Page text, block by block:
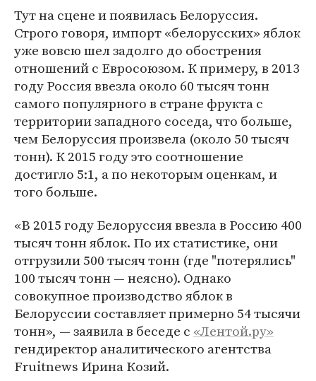
Тут на сцене и появилась Белоруссия.
Строго говоря, импорт «белорусских» яблок
уже вовсю шел задолго до обострения
отношений с Евросоюзом. К примеру, в 2013
году Россия ввезла около 60 тысяч тонн
самого популярного в стране фрукта с
территории западного соседа, что больше,
чем Белоруссия произвела (около 50 тысяч
тонн). К 2015 году это соотношение
достигло 5:1, а по некоторым оценкам, и
того больше.
«В 2015 году Белоруссия ввезла в Россию 400
тысяч тонн яблок. По их статистике, они
отгрузили 500 тысяч тонн (где "потерялись"
100 тысяч тонн — неясно). Однако
совокупное производство яблок в
Белоруссии составляет примерно 54 тысячи
тонн», — заявила в беседе с «Лентой.ру»
гендиректор аналитического агентства
Fruitnews Ирина Козий.